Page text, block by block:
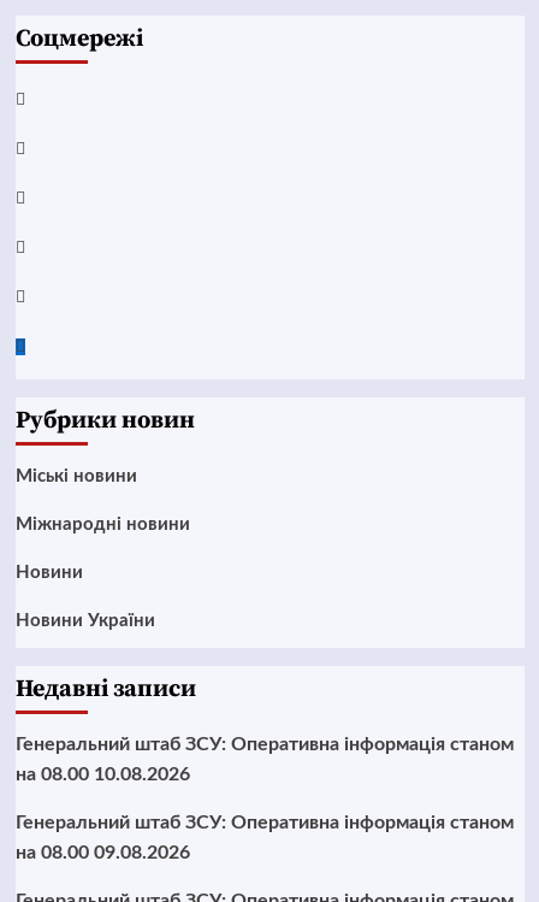
Соцмережі
Facebook
YouTube
Telegram
Instagram
Twitter
Google
Рубрики новин
Mіські новини
Міжнародні новини
Новини
Новини України
Недавні записи
Генеральний штаб ЗСУ: Оперативна інформація станом
на 08.00 10.08.2026
Генеральний штаб ЗСУ: Оперативна інформація станом
на 08.00 09.08.2026